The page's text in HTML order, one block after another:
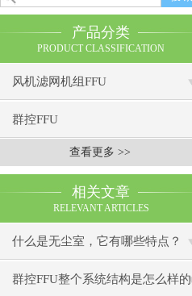
产品分类
PRODUCT CLASSIFICATION
风机滤网机组FFU
群控FFU
查看更多 >>
相关文章
RELEVANT ARTICLES
什么是无尘室，它有哪些特点？
群控FFU整个系统结构是怎么样的